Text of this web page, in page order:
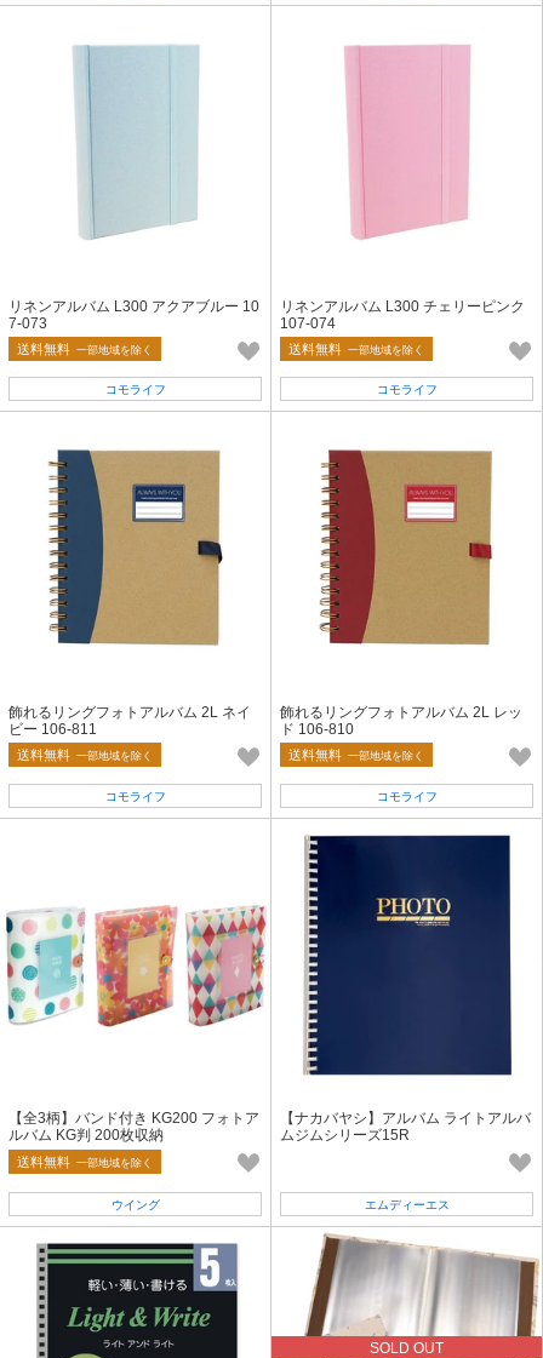
リネンアルバム L300 アクアブルー 10
7-073
送料無料 一部地域を除く
コモライフ
リネンアルバム L300 チェリーピンク
107-074
送料無料 一部地域を除く
コモライフ
飾れるリングフォトアルバム 2L ネイ
ビー 106-811
送料無料 一部地域を除く
コモライフ
飾れるリングフォトアルバム 2L レッ
ド 106-810
送料無料 一部地域を除く
コモライフ
【全3柄】バンド付き KG200 フォトア
ルバム KG判 200枚収納
送料無料 一部地域を除く
ウイング
【ナカバヤシ】アルバム ライトアルバ
ムジムシリーズ15R
エムディーエス
SOLD OUT